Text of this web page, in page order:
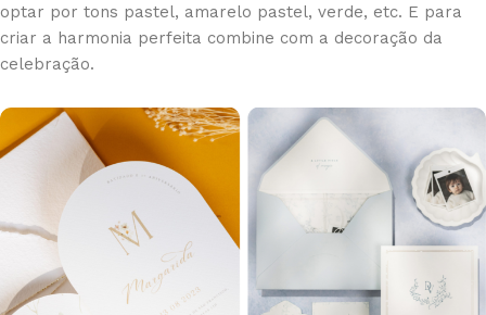
optar por tons pastel, amarelo pastel, verde, etc. E para
criar a harmonia perfeita combine com a decoração da
celebração.